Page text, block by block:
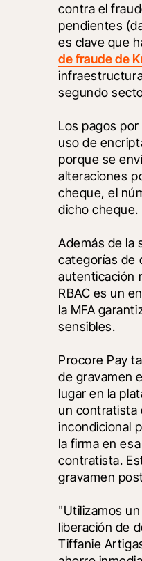
contra el
pendientes
es clave que
de fraude de
segundo
Los pagos
uso de
porque se
alteraciones
cheque, el
dicho cheque.
Además de la
categorías de
autenticación
RBAC es un
la MFA
sensibles.
Procore Pay
de gravamen
lugar en la
un contratista
incondicional
la firma en
contratista.
gravamen
"Utilizamos
liberación de
Tiffanie